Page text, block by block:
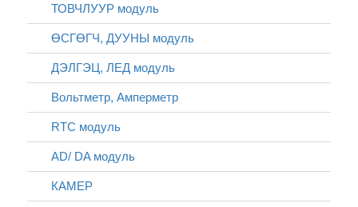
ТОВЧЛУУР модуль
ӨСГӨГЧ, ДУУНЫ модуль
ДЭЛГЭЦ, ЛЕД модуль
Вольтметр, Амперметр
RTC модуль
AD/ DA модуль
КАМЕР